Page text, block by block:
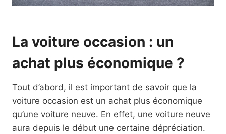
La voiture occasion : un
achat plus économique ?
Tout d’abord, il est important de savoir que la
voiture occasion est un achat plus économique
qu’une voiture neuve. En effet, une voiture neuve
aura depuis le début une certaine dépréciation.